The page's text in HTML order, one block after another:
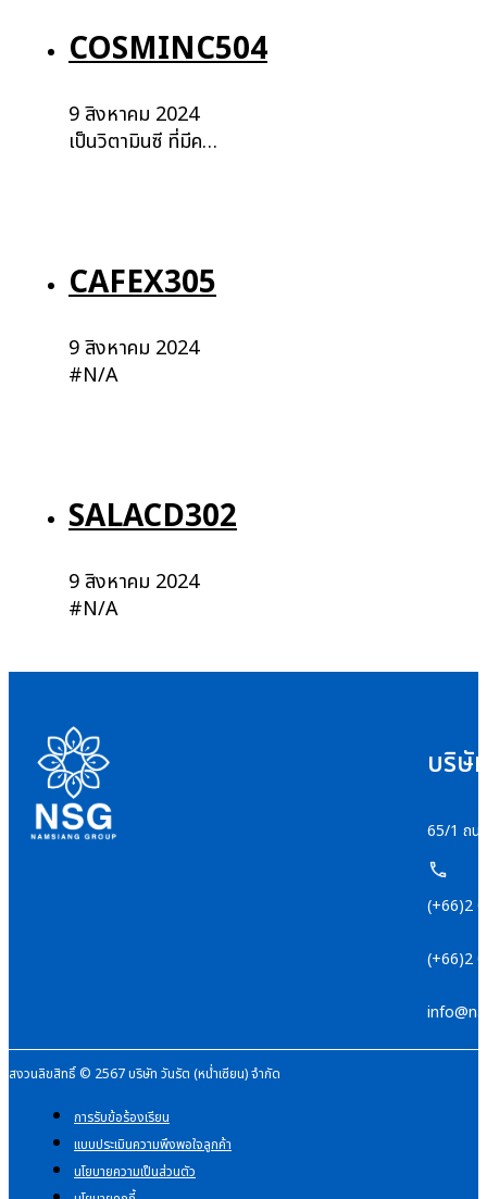
COSMINC504
9 สิงหาคม 2024
เป็นวิตามินซี ที่มีค…
CAFEX305
9 สิงหาคม 2024
#N/A
SALACD302
9 สิงหาคม 2024
#N/A
บริษั
65/1 ถน
(+66)2
(+66)2
สงวนลิขสิทธิ์ © 2567 บริษัท วันรัต (หน่ำเซียน) จำกัด
การรับข้อร้องเรียน
แบบประเมินความพึงพอใจลูกค้า
นโยบายความเป็นส่วนตัว